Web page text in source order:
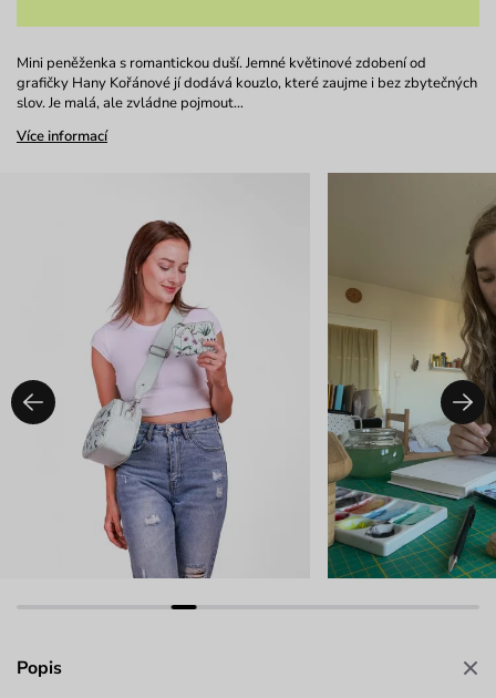
Mini peněženka s romantickou duší. Jemné květinové zdobení od
grafičky Hany Kořánové jí dodává kouzlo, které zaujme i bez zbytečných
slov. Je malá, ale zvládne pojmout…
Více informací
Popis